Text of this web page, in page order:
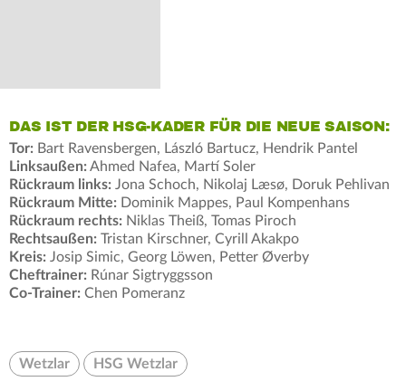
DAS IST DER HSG-KADER FÜR DIE NEUE SAISON:
Tor: Bart Ravensbergen, László Bartucz, Hendrik Pantel
Linksaußen:Ahmed Nafea, Martí Soler
Rückraum links: Jona Schoch, Nikolaj Læsø, Doruk Pehlivan
Rückraum Mitte: Dominik Mappes, Paul Kompenhans
Rückraum rechts: Niklas Theiß, Tomas Piroch
Rechtsaußen: Tristan Kirschner, Cyrill Akakpo
Kreis: Josip Simic, Georg Löwen, Petter Øverby
Cheftrainer: Rúnar Sigtryggsson
Co-Trainer: Chen Pomeranz
Wetzlar HSG Wetzlar